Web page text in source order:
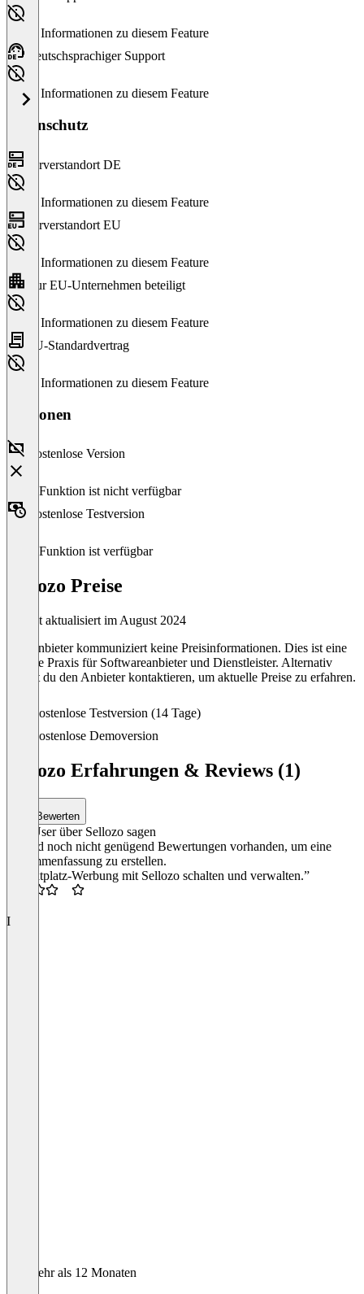
Keine Informationen zu diesem Feature
Deutschsprachiger Support
Keine Informationen zu diesem Feature
Datenschutz
Serverstandort DE
Keine Informationen zu diesem Feature
Serverstandort EU
Keine Informationen zu diesem Feature
Nur EU-Unternehmen beteiligt
Keine Informationen zu diesem Feature
EU-Standardvertrag
Keine Informationen zu diesem Feature
Versionen
Kostenlose Version
Diese Funktion ist nicht verfügbar
Kostenlose Testversion
Diese Funktion ist verfügbar
Sellozo Preise
Zuletzt aktualisiert im August 2024
Der Anbieter kommuniziert keine Preisinformationen. Dies ist eine
übliche Praxis für Softwareanbieter und Dienstleister. Alternativ
kannst du den Anbieter kontaktieren, um aktuelle Preise zu erfahren.
Kostenlose Testversion (14 Tage)
Kostenlose Demoversion
Sellozo Erfahrungen & Reviews (1)
Bewerten
Was User über Sellozo sagen
Es sind noch nicht genügend Bewertungen vorhanden, um eine
Zusammenfassung zu erstellen.
“Marktplatz-Werbung mit Sellozo schalten und verwalten.”
I
Vor mehr als 12 Monaten